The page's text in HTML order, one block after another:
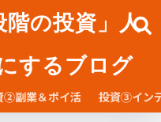
階の投資」人
するブログ
②副業＆ポイ活 投資③イン